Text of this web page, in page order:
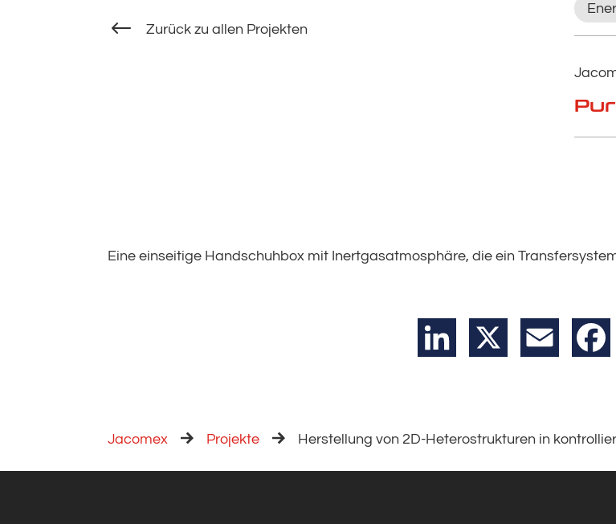
# Zurück zu allen Projekten
Eine einseitige Handschuhbox mit Inertgasatmosphäre, die ein
LinkedIn Email
Jacomex Projekte Herstellung von 2D-Heterostrukturen in